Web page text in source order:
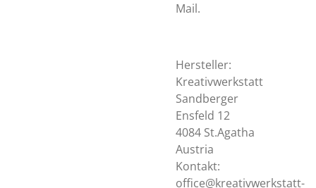
Mail.
Hersteller:
Kreativwerkstatt
Sandberger
Ensfeld 12
4084 St.Agatha
Austria
Kontakt:
office@kreativwerkstatt-